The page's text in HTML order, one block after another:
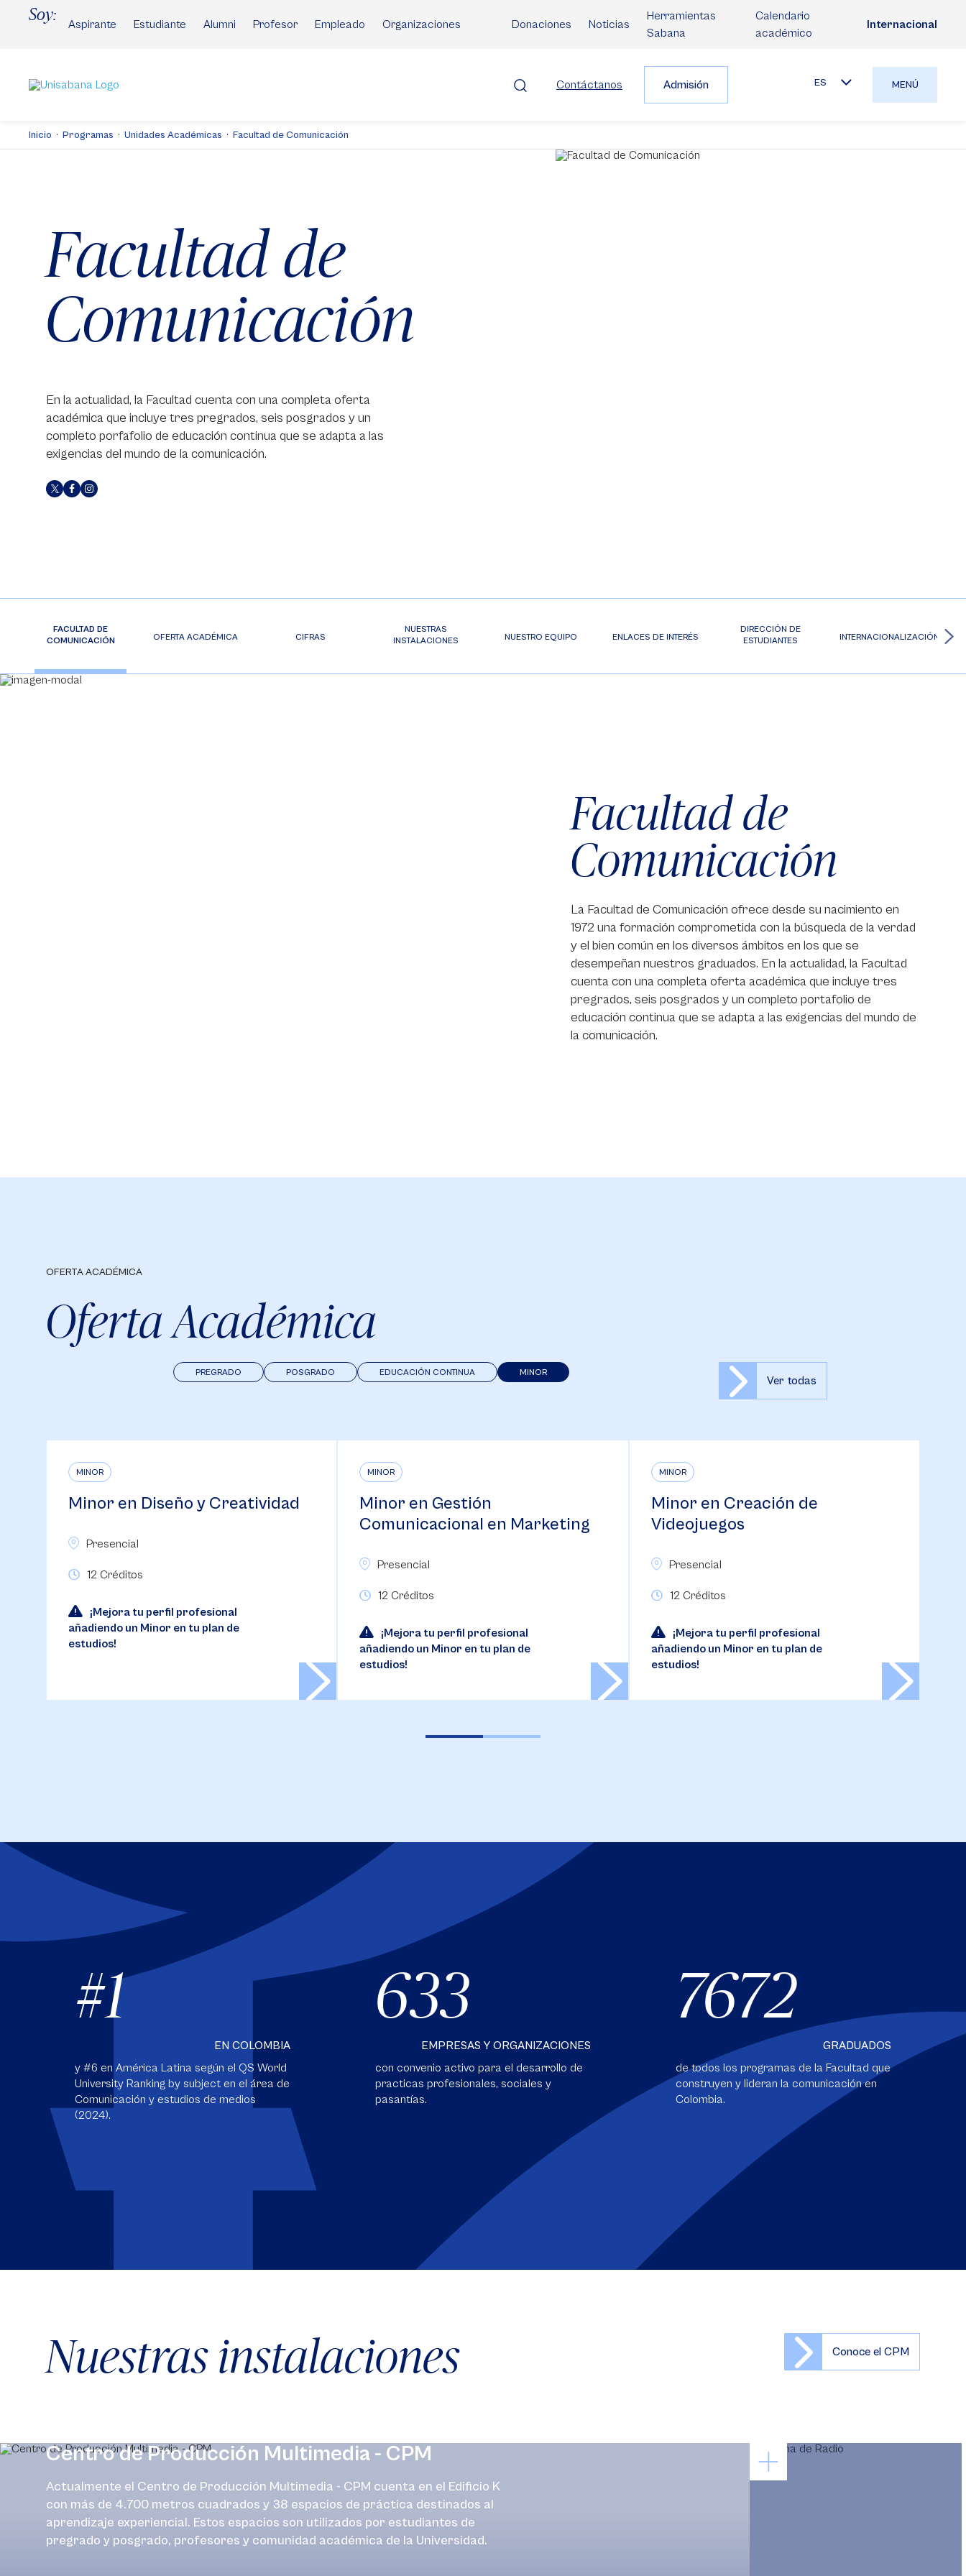
Soy:
Aspirante Estudiante Alumni Profesor Empleado Organizaciones Donaciones Noticias
Herramientas
Sabana
Calendario
académico
Internacional
Contáctanos Admisión ES MENÚ
Inicio Programas Unidades Académicas Facultad de Comunicación
Facultad de
Comunicación
En la actualidad, la Facultad cuenta con una completa oferta
académica que incluye tres pregrados, seis posgrados y un
completo porfafolio de educación continua que se adapta a las
exigencias del mundo de la comunicación.
FACULTAD DE
COMUNICACIÓN
OFERTA ACADÉMICA CIFRAS
NUESTRAS
INSTALACIONES
NUESTRO EQUIPO ENLACES DE INTERÉS
DIRECCIÓN DE
ESTUDIANTES
INTERNACIONALIZACIÓN
Facultad de
Comunicación
La Facultad de Comunicación ofrece desde su nacimiento en
1972 una formación comprometida con la búsqueda de la verdad
y el bien común en los diversos ámbitos en los que se
desempeñan nuestros graduados. En la actualidad, la Facultad
cuenta con una completa oferta académica que incluye tres
pregrados, seis posgrados y un completo portafolio de
educación continua que se adapta a las exigencias del mundo de
la comunicación.
OFERTA ACADÉMICA
Oferta Académica
MINOR
EDUCACIÓN CONTINUA
POSGRADO
PREGRADO
Ver todas
MINOR
Minor en Gestión
¡Mejora tu perfil profesional
añadiendo un Minor en tu plan de
MINOR
Minor en Creación de
Videojuegos
Presencial
12 Créditos
¡Mejora tu perfil profesional
añadiendo un Minor en tu plan de
estudios!
MINOR
Minor en Formatos Emergentes
para la Comunicación Digital
Presencial
12 Créditos
¡Mejora tu perfil profesional
añadiendo un Minor en tu plan de
estudios!
#1
EN COLOMBIA
y #6 en América Latina según el QS World
University Ranking by subject en el área de
Comunicación y estudios de medios
(2024).
633
EMPRESAS Y ORGANIZACIONES
con convenio activo para el desarrollo de
practicas profesionales, sociales y
pasantías.
7672
GRADUADOS
de todos los programas de la Facultad que
construyen y lideran la comunicación en
Colombia.
Nuestras instalaciones Conoce el CPM
Centro de Producción Multimedia - CPM
Actualmente el Centro de Producción Multimedia - CPM cuenta en el Edificio K
con más de 4.700 metros cuadrados y 38 espacios de práctica destinados al
aprendizaje experiencial. Estos espacios son utilizados por estudiantes de
pregrado y posgrado, profesores y comunidad académica de la Universidad.